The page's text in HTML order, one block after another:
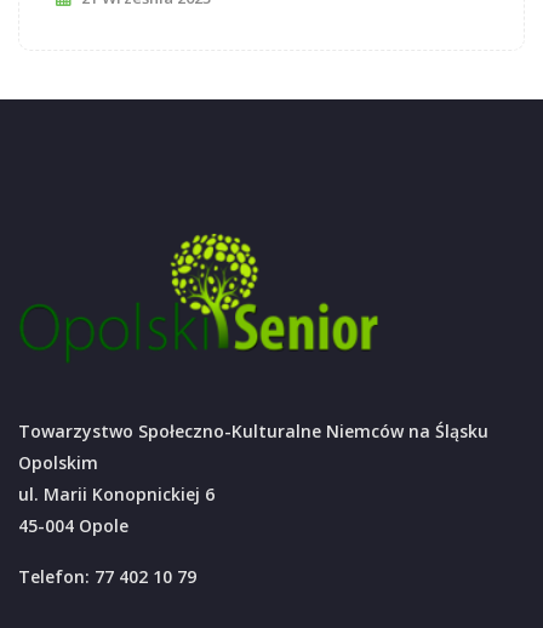
Towarzystwo Społeczno-Kulturalne Niemców na Śląsku
Opolskim
ul. Marii Konopnickiej 6
45-004 Opole
Telefon: 77 402 10 79